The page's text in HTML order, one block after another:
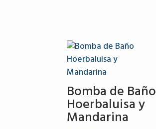
Bomba de Baño
Hoerbaluisa y
Mandarina